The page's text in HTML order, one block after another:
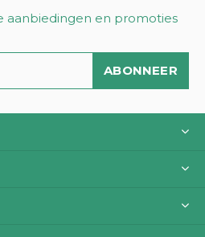
aanbiedingen en promoties
ABONNEER